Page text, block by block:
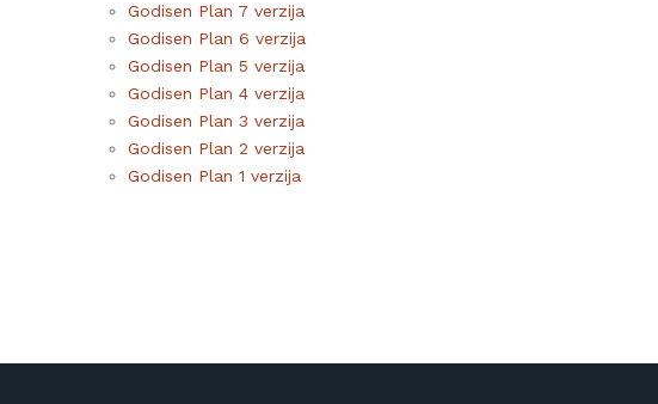
Godisen Plan 7 verzija
Godisen Plan 6 verzija
Godisen Plan 5 verzija
Godisen Plan 4 verzija
Godisen Plan 3 verzija
Godisen Plan 2 verzija
Godisen Plan 1 verzija